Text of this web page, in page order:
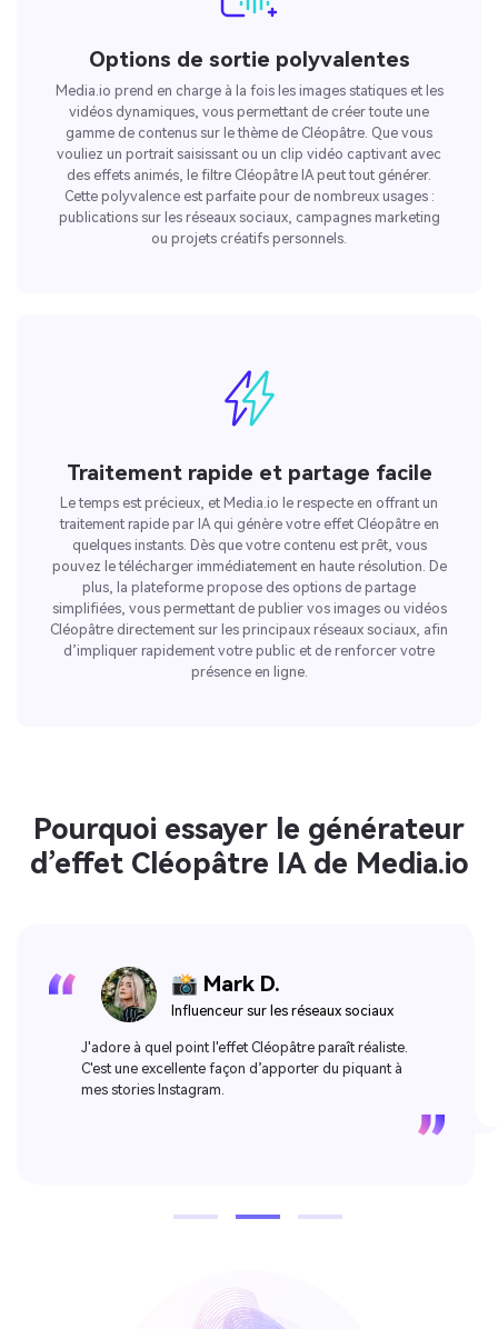
Options de sortie polyvalentes
Media.io prend en charge à la fois les images statiques et les
vidéos dynamiques, vous permettant de créer toute une
gamme de contenus sur le thème de Cléopâtre. Que vous
vouliez un portrait saisissant ou un clip vidéo captivant avec
des effets animés, le filtre Cléopâtre IA peut tout générer.
Cette polyvalence est parfaite pour de nombreux usages :
publications sur les réseaux sociaux, campagnes marketing
ou projets créatifs personnels.
Traitement rapide et partage facile
Le temps est précieux, et Media.io le respecte en offrant un
traitement rapide par IA qui génère votre effet Cléopâtre en
quelques instants. Dès que votre contenu est prêt, vous
pouvez le télécharger immédiatement en haute résolution. De
plus, la plateforme propose des options de partage
simplifiées, vous permettant de publier vos images ou vidéos
Cléopâtre directement sur les principaux réseaux sociaux, afin
d’impliquer rapidement votre public et de renforcer votre
présence en ligne.
📸 Mark D.
Influenceur sur les réseaux sociaux
J'adore à quel point l'effet Cléopâtre paraît réaliste.
C'est une excellente façon d’apporter du piquant à
mes stories Instagram.
Pourquoi essayer le générateur
d’effet Cléopâtre IA de Media.io